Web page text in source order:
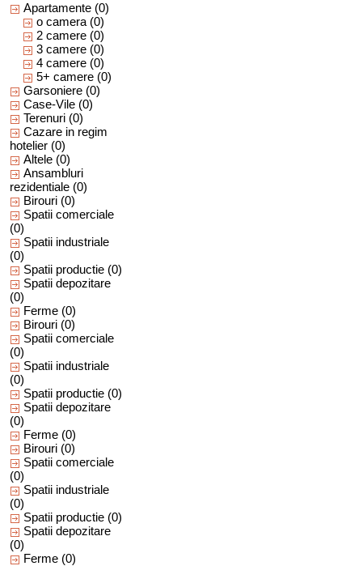
Apartamente (0)
o camera (0)
2 camere (0)
3 camere (0)
4 camere (0)
5+ camere (0)
Garsoniere (0)
Case-Vile (0)
Terenuri (0)
Cazare in regim
hotelier (0)
Altele (0)
Ansambluri
rezidentiale (0)
Birouri (0)
Spatii comerciale
(0)
Spatii industriale
(0)
Spatii productie (0)
Spatii depozitare
(0)
Ferme (0)
Birouri (0)
Spatii comerciale
(0)
Spatii industriale
(0)
Spatii productie (0)
Spatii depozitare
(0)
Ferme (0)
Birouri (0)
Spatii comerciale
(0)
Spatii industriale
(0)
Spatii productie (0)
Spatii depozitare
(0)
Ferme (0)